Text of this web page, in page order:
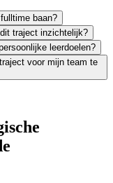
baan?
op en weten
traject inzichtelijk?
jezelf én voor je
leerdoelen?
dat écht bij je past
voor mijn team te
kunnen we